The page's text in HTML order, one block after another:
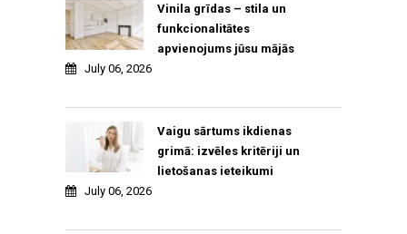
Vinila grīdas – stila un
funkcionalitātes
apvienojums jūsu mājās
July 06, 2026
Vaigu sārtums ikdienas
grimā: izvēles kritēriji un
lietošanas ieteikumi
July 06, 2026